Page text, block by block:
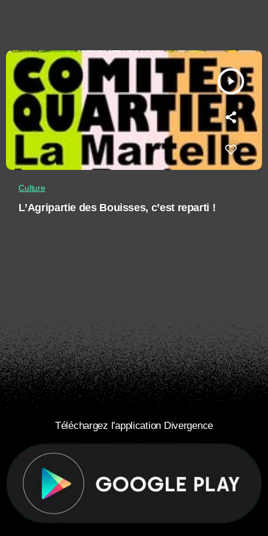
play_arrow
Culture
L’Agripartie des Bouisses, c’est reparti !
Téléchargez l'application Divergence